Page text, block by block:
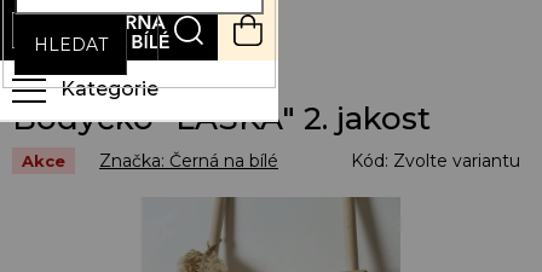
Přejít
obsah
HLEDAT
NÁKUPNÍ
KOŠÍK
Bodyčko "LÁSKA" 2. jakost
Akce Kód: Zvolte variantu
Značka: Černá na bílé